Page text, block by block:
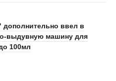
ввел в
выдувную машину для
100мл